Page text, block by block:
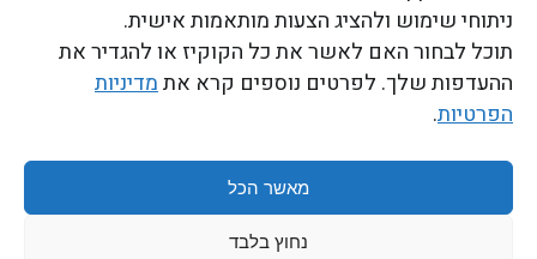
ניתוחי שימוש ולהציג הצעות מותאמות אישית.
תוכל לבחור האם לאשר את כל הקוקיז או להגדיר את
ההעדפות שלך. לפרטים נוספים קרא אתמדיניות
הפרטיות.
מאשר הכל
נחוץ בלבד
צור קשר
כתובתנו: רחוב העמל 13 כניסה A, קומה 2, פארק אפק
ראש העין 4809234 ישראל